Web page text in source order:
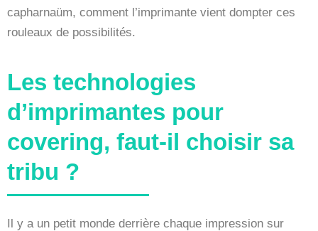
capharnaüm, comment l’imprimante vient dompter ces
rouleaux de possibilités.
Les technologies
d’imprimantes pour
covering, faut-il choisir sa
tribu ?
Il y a un petit monde derrière chaque impression sur